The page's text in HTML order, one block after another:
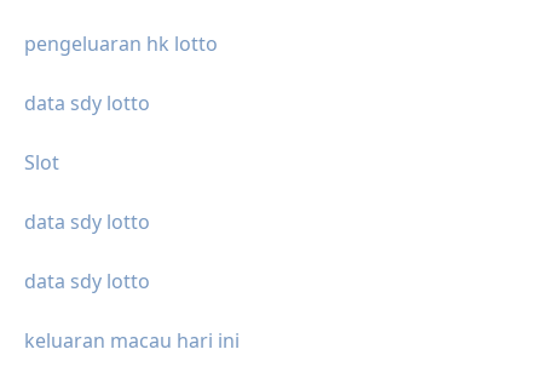
pengeluaran hk lotto
data sdy lotto
Slot
data sdy lotto
data sdy lotto
keluaran macau hari ini